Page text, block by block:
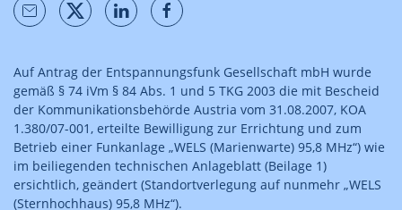
Auf Antrag der Entspannungsfunk Gesellschaft mbH wurde
gemäß § 74 iVm § 84 Abs. 1 und 5 TKG 2003 die mit Bescheid
der Kommunikationsbehörde Austria vom 31.08.2007, KOA
1.380/07-001, erteilte Bewilligung zur Errichtung und zum
Betrieb einer Funkanlage „WELS (Marienwarte) 95,8 MHz“) wie
im beiliegenden technischen Anlageblatt (Beilage 1)
ersichtlich, geändert (Standortverlegung auf nunmehr „WELS
(Sternhochhaus) 95,8 MHz“).